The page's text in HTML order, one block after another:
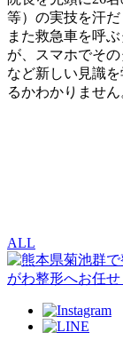
等）の実技を汗だ
また救急車を呼
が、スマホでそ
など新しい見識
るかわかりませ
ALL